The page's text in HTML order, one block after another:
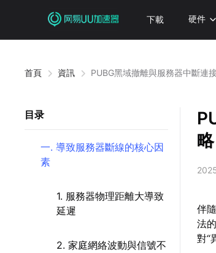
下載 硬件
首頁 資訊 PUBG黑域撤離與服務器中斷連
目录
一. 導致服務器斷線的核心因
素
1. 服務器物理距離大導致
延遲
2. 家庭網絡波動與信號不
略
伴
法
對“